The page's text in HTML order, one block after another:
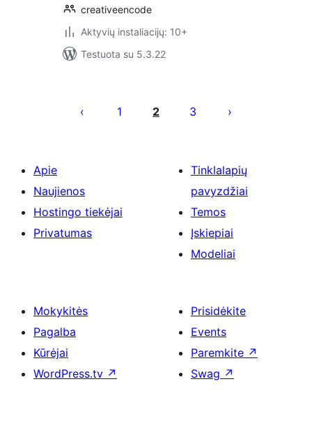
creativeencode
Aktyvių instaliacijų: 10+
Testuota su 5.3.22
puslapiavimas
1 2 3
Apie
Naujienos
Hostingo tiekėjai
Privatumas
Tinklalapių
pavyzdžiai
Temos
Įskiepiai
Modeliai
Mokykitės
Pagalba
Kūrėjai
WordPress.tv ↗
Prisidėkite
Events
Paremkite ↗
Swag ↗